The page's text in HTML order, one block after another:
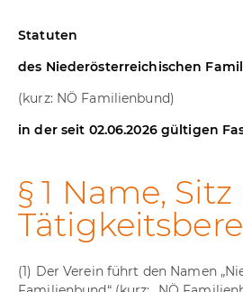
Statuten
des Niederösterreichischen
(kurz: NÖ Familienbund)
in der seit 02.06.2026 gültigen
§ 1 Name,
(1) Der Verein führt den Namen